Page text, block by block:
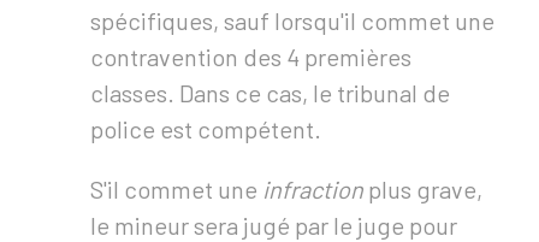
spécifiques, sauf lorsqu'il commet une
contravention des 4 premières
classes. Dans ce cas, le tribunal de
police est compétent.
S'il commet une infraction plus grave,
le mineur sera jugé par le juge pour